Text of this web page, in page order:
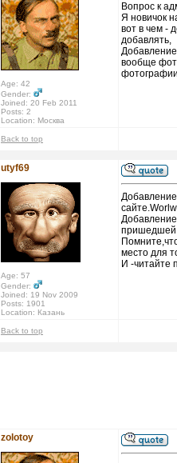
Age: 42
Gender:
Joined: 20 Feb 2011
Posts: 2
Location: Москва
Вопрос к
Я новичок
вот в чем -
добавлять,
вообще
Back to top
utyf69
Age: 57
Gender:
Joined: 19 Nov 2009
Posts: 1901
Location: Казань
пришедшей
место для
И -читайте
Back to top
zolotoy